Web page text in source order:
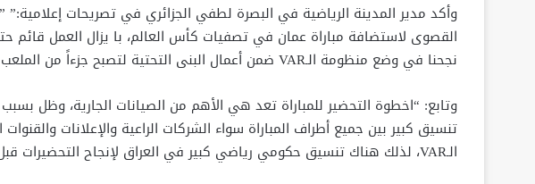
وأكد مدير المدينة الرياضية في البصرة لطفي الجزائري في تصريحات إعلامية:” ”
القصوى لاستضافة مباراة عمان في تصفيات كأس العالم، با يزال العمل قائم
نجحنا في وضع منظومة الـVAR ضمن أعمال البنى التحتية لتصبح جزءاً من الملعب على عكس الماضي”.
وتابع: “اخطوة التحضير للمباراة تعد هي الأهم من الصيانات الجارية، وظل
تنسيق كبير بين جميع أطراف المباراة سواء الشركات الراعية والإعلانات
الـVAR، لذلك هناك تنسيق حكومي رياضي كبير في العراق لإنجاح التحضيرات قبل المباراة”.